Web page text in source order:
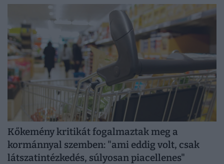
zökkenőmentes kiszolgálását.
Kőkemény kritikát fogalmaztak meg a
kormánnyal szemben: "ami eddig volt, csak
látszatintézkedés, súlyosan piacellenes"